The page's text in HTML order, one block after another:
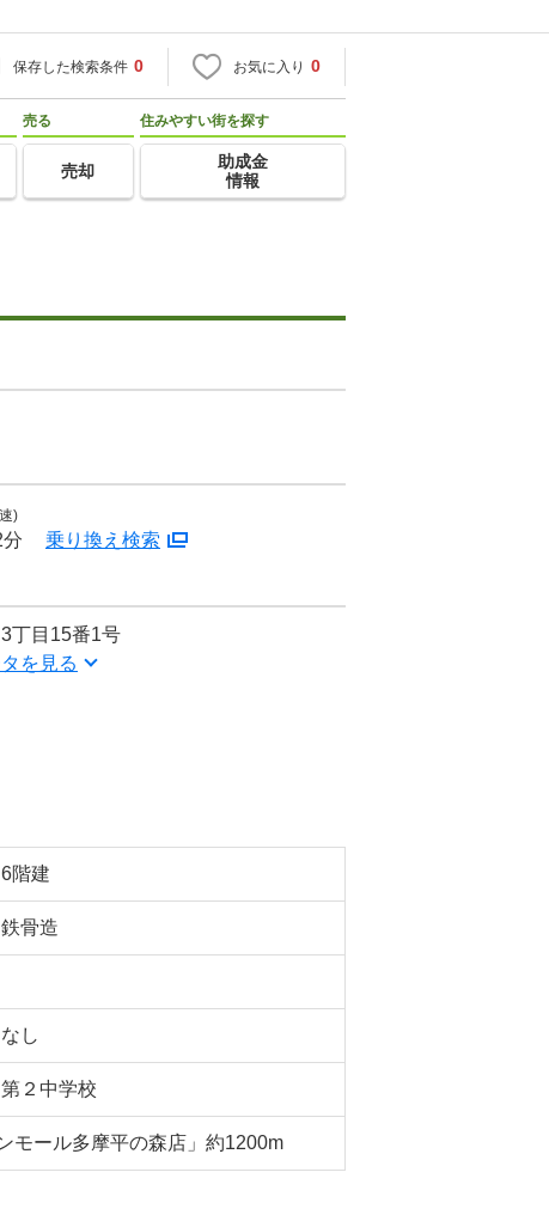
保存した検索条件 0 お気に入り 0
売る
売却
住みやすい街を探す
助成金
情報
)
乗り換え検索
丁目15番1号
を見る
6階建
鉄骨造
なし
第２中学校
モール多摩平の森店」約1200m